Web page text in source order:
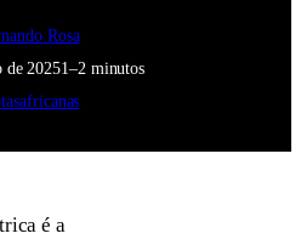
Rosa
de 20251–2 minutos
é a